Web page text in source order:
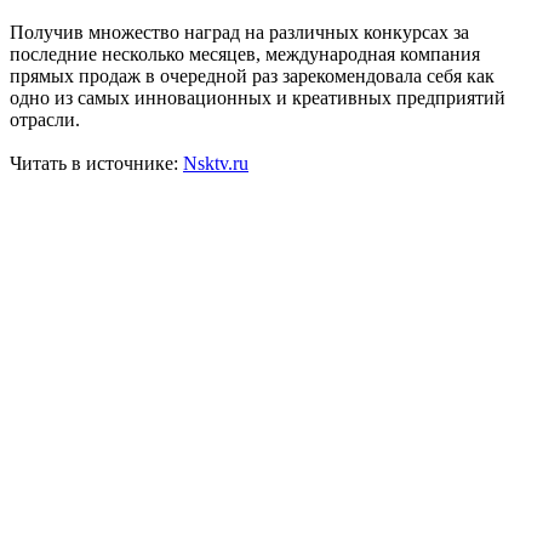
Получив множество наград на различных конкурсах за
последние несколько месяцев, международная компания
прямых продаж в очередной раз зарекомендовала себя как
одно из самых инновационных и креативных предприятий
отрасли.
Читать в источнике: Nsktv.ru